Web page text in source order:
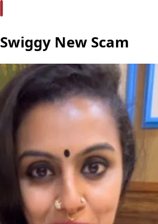
Swiggy New Scam